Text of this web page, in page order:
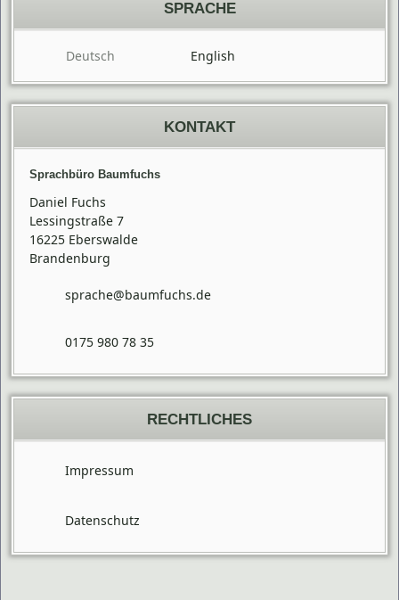
SPRACHE
Deutsch English
KONTAKT
Sprachbüro Baumfuchs
Daniel Fuchs
Lessingstraße 7
16225 Eberswalde
Brandenburg
sprache@baumfuchs.de
0175 980 78 35
RECHTLICHES
Impressum
Datenschutz